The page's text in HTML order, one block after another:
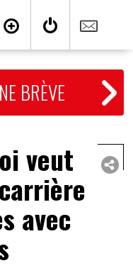
BRÈVE
veut
avec